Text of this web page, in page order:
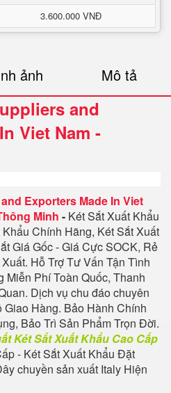
3.600.000 VNĐ
ảnh Mô tả
and
Viet Nam -
Exporters Made In Viet
Minh - Két Sắt Xuất Khẩu
Chính Hãng, Két Sắt Xuất
Giá Gốc - Giá Cực SOCK, Rẻ
Hỗ Trợ Tư Vấn Tận Tình
Phí Toàn Quốc, Thanh
Dịch vụ chu đáo chuyên
Hàng. Bảo Hành Chính
Bảo Trì Sản Phẩm Trọn Đời.
Két Sắt Xuất Khẩu Cao Cấp
- Két Sắt Xuất Khẩu Đặt
chuyền sản xuất Italy Hiện